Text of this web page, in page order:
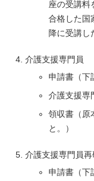
座の受講料
合格した国
降に受講し
介護支援専門員
申請書（下
介護支援専
領収書（原
と。）
介護支援専門員再
申請書（下